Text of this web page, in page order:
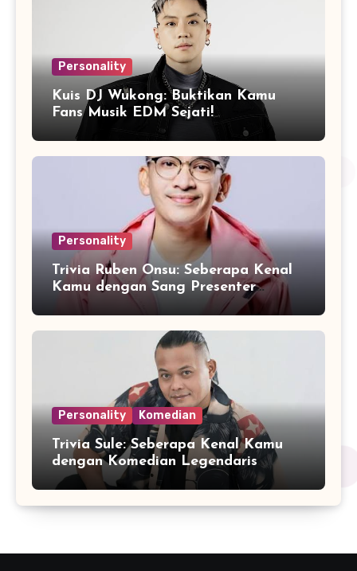
Personality
Kuis DJ Wukong: Buktikan Kamu
Fans Musik EDM Sejati!
Personality
Trivia Ruben Onsu: Seberapa Kenal
Kamu dengan Sang Presenter
Serbabisa?
Personality Komedian
Trivia Sule: Seberapa Kenal Kamu
dengan Komedian Legendaris
Indonesia?